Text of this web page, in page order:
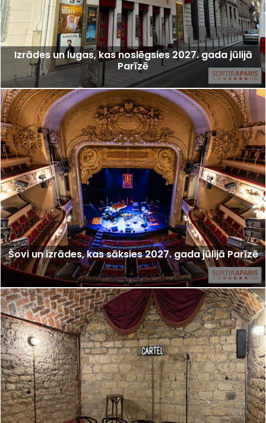
Izrādes un lugas, kas noslēgsies 2027. gada jūlijā
Parīzē
Šovi un izrādes, kas sāksies 2027. gada jūlijā Parīzē